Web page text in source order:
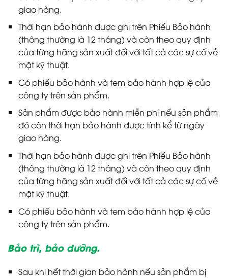
giao hàng.
Thời hạn bảo hành được ghi trên Phiếu Bảo hành
(thông thường là 12 tháng) và còn theo quy định
của từng hãng sản xuất đối với tất cả các sự cố về
mặt kỹ thuật.
Có phiếu bảo hành và tem bảo hành hợp lệ của
công ty trên sản phẩm.
Sản phẩm được bảo hành miễn phí nếu sản phẩm
đó còn thời hạn bảo hành được tính kể từ ngày
giao hàng.
Thời hạn bảo hành được ghi trên Phiếu Bảo hành
(thông thường là 12 tháng) và còn theo quy định
của từng hãng sản xuất đối với tất cả các sự cố về
mặt kỹ thuật.
Có phiếu bảo hành và tem bảo hành hợp lệ của
công ty trên sản phẩm.
Bảo trì, bảo dưỡng.
Sau khi hết thời gian bảo hành nếu sản phẩm bị